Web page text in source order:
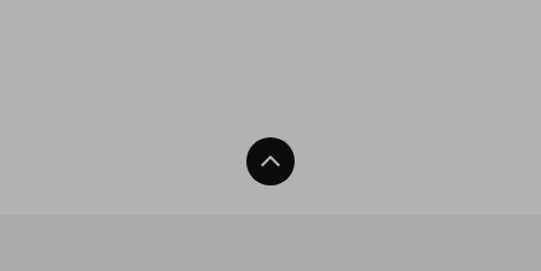
Нагоре